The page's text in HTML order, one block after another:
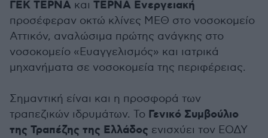
ΓΕΚ ΤΕΡΝΑ και ΤΕΡΝΑ Ενεργειακή
προσέφεραν οκτώ κλίνες ΜΕΘ στο νοσοκομείο
Αττικόν, αναλώσιμα πρώτης ανάγκης στο
νοσοκομείο «Ευαγγελισμός» και ιατρικά
μηχανήματα σε νοσοκομεία της περιφέρειας.
Σημαντική είναι και η προσφορά των
τραπεζικών ιδρυμάτων. Το Γενικό Συμβούλιο
της Τραπέζης της Ελλάδος ενισχύει τον ΕΟΔΥ